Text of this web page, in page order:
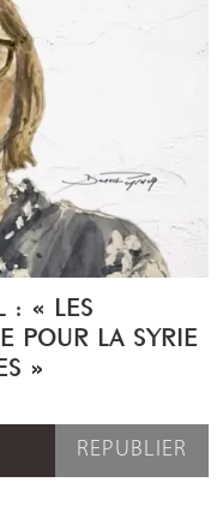
: « LES
POUR LA SYRIE
»
REPUBLIER